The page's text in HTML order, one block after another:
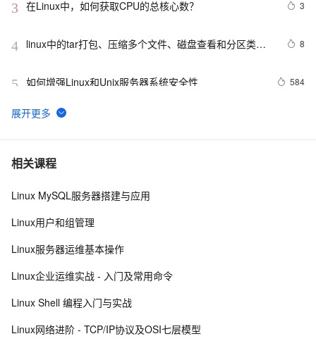
3 在Linux中，如何获取CPU的总核心数？ 3
4 linux中的tar打包、压缩多个文件、磁盘查看和分区类、
找及“|”管道符、gzip/gunzip 压缩、zip/unzip 压缩
8
5 如何增强Linux和Unix服务器系统安全性 584
6 linux多线程示例
7 经常登录Linux，用户密码背后的知识了解一下
8 Linux 下的 sleep
10 linux下SOCKET深入
相关课程
Linux MySQL服务器搭建与应用
Linux用户和组管理
Linux服务器运维基本操作
Linux企业运维实战 - 入门及常用命令
Linux Shell 编程入门与实战
Linux网络进阶 - TCP/IP协议及OSI七层模型